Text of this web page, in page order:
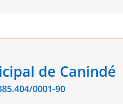
de Canindé
0001-90